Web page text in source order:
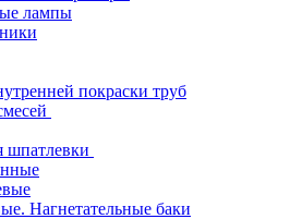
лампы
покраски труб
шпатлевки
Нагнетательные баки